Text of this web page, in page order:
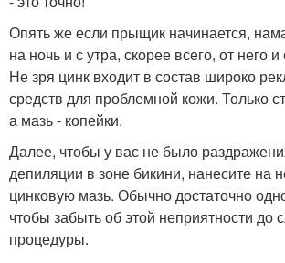
Опять же если прыщик начинается,
на ночь и с утра, скорее всего, от него
Не зря цинк входит в состав широко
средств для проблемной кожи. Только
а мазь - копейки.
Далее, чтобы у вас не было
депиляции в зоне бикини, нанесите на
цинковую мазь. Обычно достаточно
чтобы забыть об этой неприятности до
процедуры.